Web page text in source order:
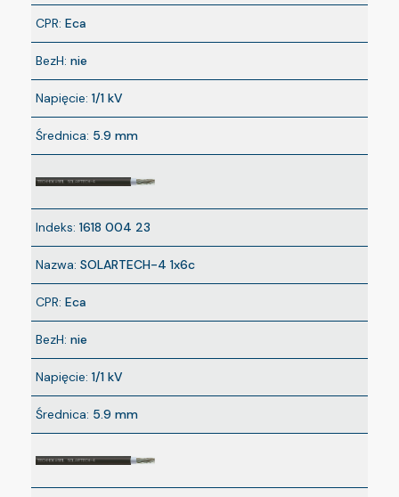
CPR: Eca
BezH: nie
Napięcie: 1/1 kV
Średnica: 5.9 mm
Indeks: 1618 004 23
Nazwa: SOLARTECH-4 1x6c
CPR: Eca
BezH: nie
Napięcie: 1/1 kV
Średnica: 5.9 mm